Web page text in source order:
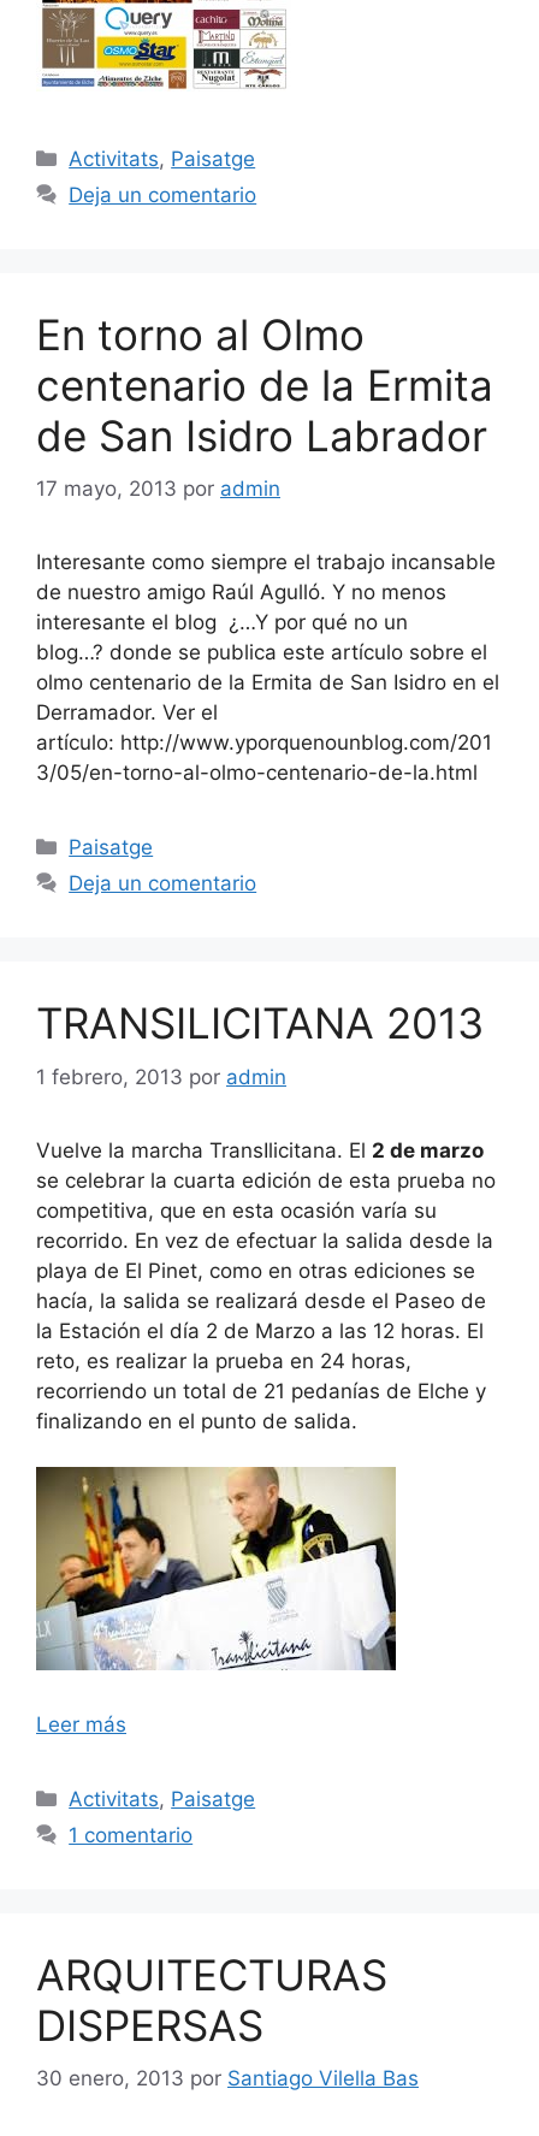
Categorías
Activitats, Paisatge
Deja un comentario
En torno al Olmo
centenario de la Ermita
de San Isidro Labrador
17 mayo, 2013 por admin
Interesante como siempre el trabajo incansable
de nuestro amigo Raúl Agulló. Y no menos
interesante el blog ¿…Y por qué no un
blog…? donde se publica este artículo sobre el
olmo centenario de la Ermita de San Isidro en el
Derramador. Ver el
artículo: http://www.yporquenounblog.com/201
3/05/en-torno-al-olmo-centenario-de-la.html
Categorías
Paisatge
Deja un comentario
TRANSILICITANA 2013
1 febrero, 2013 por admin
Vuelve la marcha TransIlicitana. El 2 de marzo
se celebrar la cuarta edición de esta prueba no
competitiva, que en esta ocasión varía su
recorrido. En vez de efectuar la salida desde la
playa de El Pinet, como en otras ediciones se
hacía, la salida se realizará desde el Paseo de
la Estación el día 2 de Marzo a las 12 horas. El
reto, es realizar la prueba en 24 horas,
recorriendo un total de 21 pedanías de Elche y
finalizando en el punto de salida.
Leer más
Categorías
Activitats, Paisatge
1 comentario
ARQUITECTURAS
DISPERSAS
30 enero, 2013 por Santiago Vilella Bas